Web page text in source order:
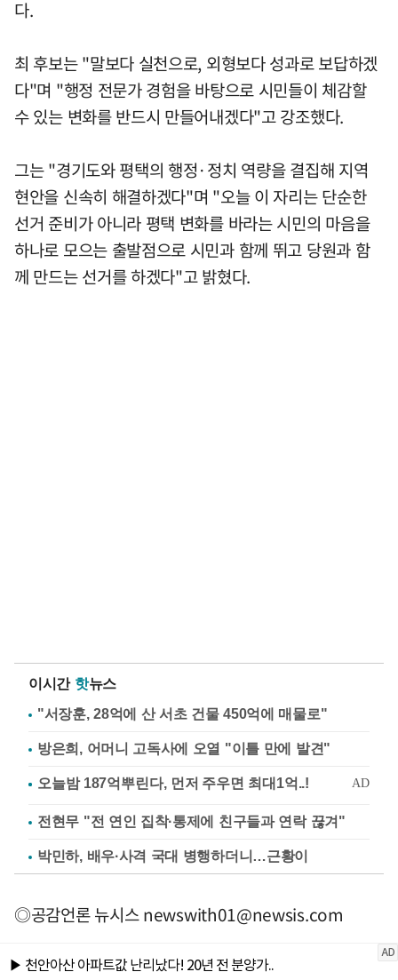
다.
최 후보는 "말보다 실천으로, 외형보다 성과로 보답하겠
다"며 "행정 전문가 경험을 바탕으로 시민들이 체감할
수 있는 변화를 반드시 만들어내겠다"고 강조했다.
그는 "경기도와 평택의 행정·정치 역량을 결집해 지역
현안을 신속히 해결하겠다"며 "오늘 이 자리는 단순한
선거 준비가 아니라 평택 변화를 바라는 시민의 마음을
하나로 모으는 출발점으로 시민과 함께 뛰고 당원과 함
께 만드는 선거를 하겠다"고 밝혔다.
이시간 핫뉴스
"서장훈, 28억에 산 서초 건물 450억에 매물로"
방은희, 어머니 고독사에 오열 "이틀 만에 발견"
전현무 "전 연인 집착·통제에 친구들과 연락 끊겨"
박민하, 배우·사격 국대 병행하더니…근황이
◎공감언론 뉴시스newswith01@newsis.com